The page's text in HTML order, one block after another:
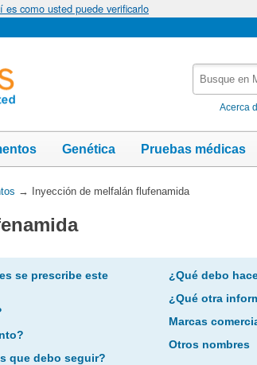
es como usted puede verificarlo
Acerca
Genética Pruebas médicas
→ Inyección de melfalán flufenamida
se prescribe este
que debo seguir?
¿Qué debo
¿Qué otra
Marcas
Otros nombres